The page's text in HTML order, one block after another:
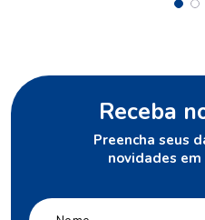
Receba
Preencha seus
novidades